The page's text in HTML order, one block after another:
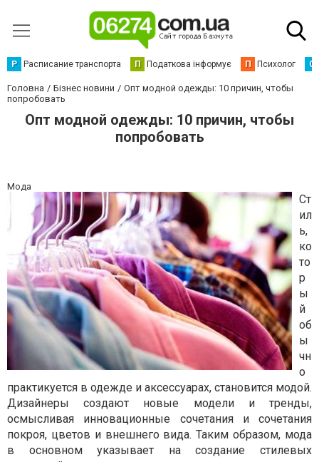
Р Расписание транспорта П Податкова інформує П Психолог С
Головна Бізнес новини
Опт модной одежды: 10 причин, чтобы
попробовать
Опт модной одежды: 10 причин, чтобы
попробовать
Мода
Ст
ил
ь,
ко
то
р
ы
й
об
ы
чн
о
практикуется в одежде и аксессуарах, становится модой.
Дизайнеры создают новые модели и тренды,
осмысливая инновационные сочетания и сочетания
покроя, цветов и внешнего вида. Таким образом, мода
в основном указывает на создание стилевых